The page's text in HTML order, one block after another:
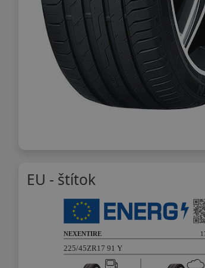
EU - štítok